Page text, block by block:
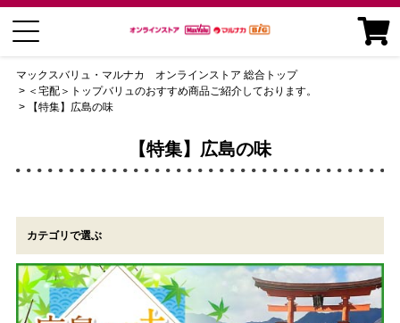
マックスバリュ・マルナカ オンラインストア 総合トップ
＜宅配＞トップバリュのおすすめ商品ご紹介しております。
【特集】広島の味
【特集】広島の味
カテゴリで選ぶ